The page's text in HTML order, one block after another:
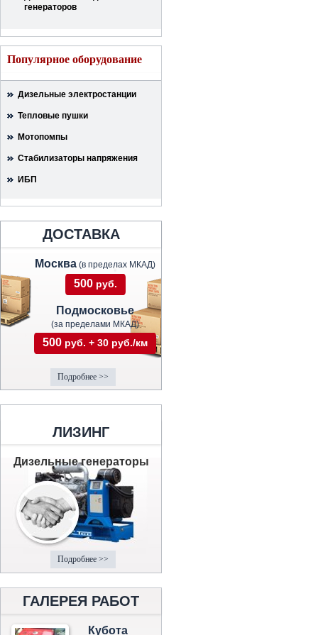
генераторов
Популярное оборудование
Дизельные электростанции
Тепловые пушки
Мотопомпы
Стабилизаторы напряжения
ИБП
ДОСТАВКА
Москва (в пределах МКАД)
500 руб.
Подмосковье
(за пределами МКАД)
500 руб. + 30 руб./км
Подробнее >>
ЛИЗИНГ
Дизельные генераторы
Подробнее >>
ГАЛЕРЕЯ РАБОТ
Кубота